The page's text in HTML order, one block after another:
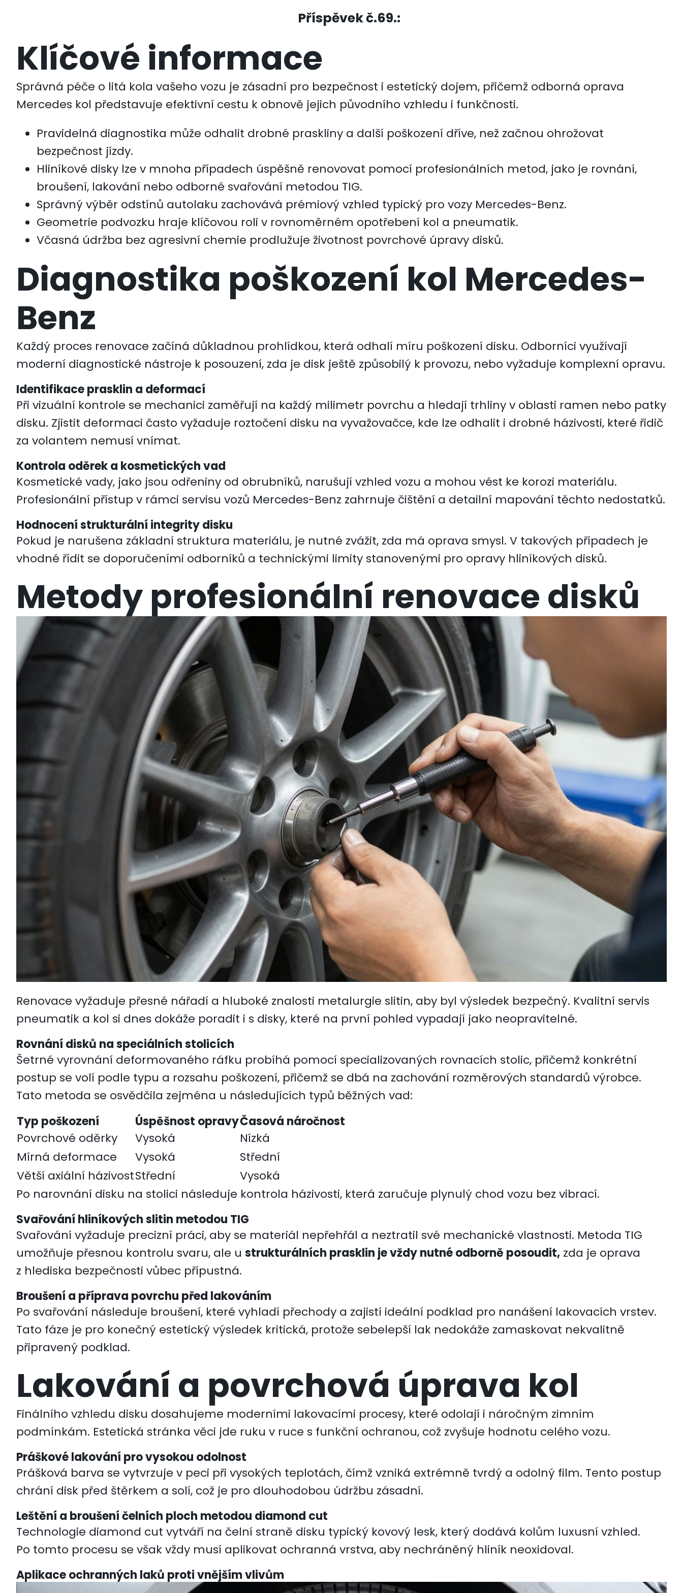
Poptávka
Facebook
Instagram
Příspěvek č.69.:
Klíčové informace
Správná péče o litá kola vašeho vozu je zásadní pro bezpečnost i estetický dojem, přičemž odborná oprava
Mercedes kol představuje efektivní cestu k obnově jejich původního vzhledu i funkčnosti.
Pravidelná diagnostika může odhalit drobné praskliny a další poškození dříve, než začnou ohrožovat
bezpečnost jízdy.
Hliníkové disky lze v mnoha případech úspěšně renovovat pomocí profesionálních metod, jako je rovnání,
broušení, lakování nebo odborné svařování metodou TIG.
Správný výběr odstínů autolaku zachovává prémiový vzhled typický pro vozy Mercedes-Benz.
Geometrie podvozku hraje klíčovou roli v rovnoměrném opotřebení kol a pneumatik.
Včasná údržba bez agresivní chemie prodlužuje životnost povrchové úpravy disků.
Diagnostika poškození kol Mercedes-
Benz
Každý proces renovace začíná důkladnou prohlídkou, která odhalí míru poškození disku. Odborníci využívají
moderní diagnostické nástroje k posouzení, zda je disk ještě způsobilý k provozu, nebo vyžaduje komplexní opravu.
Identifikace prasklin a deformací
Při vizuální kontrole se mechanici zaměřují na každý milimetr povrchu a hledají trhliny v oblasti ramen nebo patky
disku. Zjistit deformaci často vyžaduje roztočení disku na vyvažovačce, kde lze odhalit i drobné házivosti, které řidič
za volantem nemusí vnímat.
Kontrola oděrek a kosmetických vad
Kosmetické vady, jako jsou odřeniny od obrubníků, narušují vzhled vozu a mohou vést ke korozi materiálu.
Profesionální přístup v rámci servisu vozů Mercedes-Benz zahrnuje čištění a detailní mapování těchto nedostatků.
Hodnocení strukturální integrity disku
Pokud je narušena základní struktura materiálu, je nutné zvážit, zda má oprava smysl. V takových případech je
vhodné řídit se doporučeními odborníků a technickými limity stanovenými pro opravy hliníkových disků.
Metody profesionální renovace disků
Renovace vyžaduje přesné nářadí a hluboké znalosti metalurgie slitin, aby byl výsledek bezpečný. Kvalitní servis
pneumatik a kol si dnes dokáže poradit i s disky, které na první pohled vypadají jako neopravitelné.
Rovnání disků na speciálních stolicích
Šetrné vyrovnání deformovaného ráfku probíhá pomocí specializovaných rovnacích stolic, přičemž konkrétní
postup se volí podle typu a rozsahu poškození, přičemž se dbá na zachování rozměrových standardů výrobce.
Tato metoda se osvědčila zejména u následujících typů běžných vad:
Typ poškození
Úspěšnost opravyČasová náročnost
Povrchové oděrky
Vysoká
Nízká
Mírná deformace
Vysoká
Střední
Větší axiální házivostStřední
Vysoká
Po narovnání disku na stolici následuje kontrola házivosti, která zaručuje plynulý chod vozu bez vibrací.
Svařování hliníkových slitin metodou TIG
Svařování vyžaduje precizní práci, aby se materiál nepřehřál a neztratil své mechanické vlastnosti. Metoda TIG
umožňuje přesnou kontrolu svaru, ale u strukturálních prasklin je vždy nutné odborně posoudit, zda je oprava
z hlediska bezpečnosti vůbec přípustná.
Broušení a příprava povrchu před lakováním
Po svařování následuje broušení, které vyhladí přechody a zajistí ideální podklad pro nanášení lakovacích vrstev.
Tato fáze je pro konečný estetický výsledek kritická, protože sebelepší lak nedokáže zamaskovat nekvalitně
připravený podklad.
Lakování a povrchová úprava kol
Finálního vzhledu disku dosahujeme moderními lakovacími procesy, které odolají i náročným zimním
podmínkám. Estetická stránka věci jde ruku v ruce s funkční ochranou, což zvyšuje hodnotu celého vozu.
Práškové lakování pro vysokou odolnost
Prášková barva se vytvrzuje v peci při vysokých teplotách, čímž vzniká extrémně tvrdý a odolný film. Tento postup
chrání disk před štěrkem a solí, což je pro dlouhodobou údržbu zásadní.
Leštění a broušení čelních ploch metodou diamond cut
Technologie diamond cut vytváří na čelní straně disku typický kovový lesk, který dodává kolům luxusní vzhled.
Po tomto procesu se však vždy musí aplikovat ochranná vrstva, aby nechráněný hliník neoxidoval.
Aplikace ochranných laků proti vnějším vlivům